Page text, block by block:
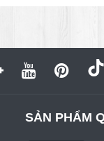
SẢN PHẨM